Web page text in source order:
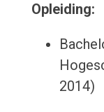
Opleiding:
2014)